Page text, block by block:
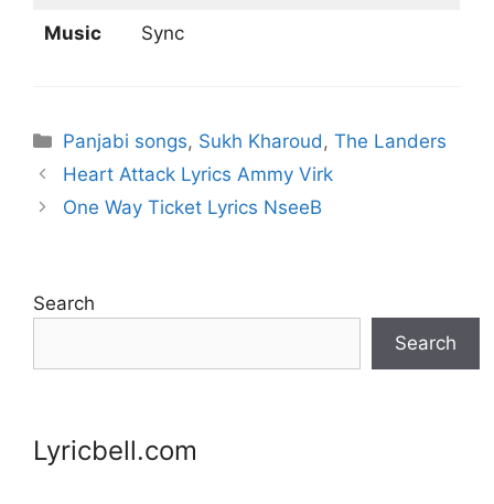
Music Sync
Categories
Panjabi songs, Sukh Kharoud ,The Landers
Heart Attack Lyrics Ammy Virk
One Way Ticket Lyrics NseeB
Search
Search
Lyricbell.com